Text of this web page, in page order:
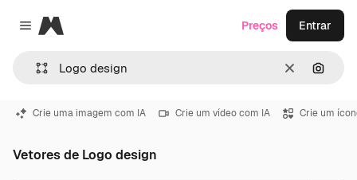
Close menu
Magnific
Limpar
Preços Entrar
Crie uma imagem com IA Crie um vídeo com IA Crie um
Vetores de Logo design